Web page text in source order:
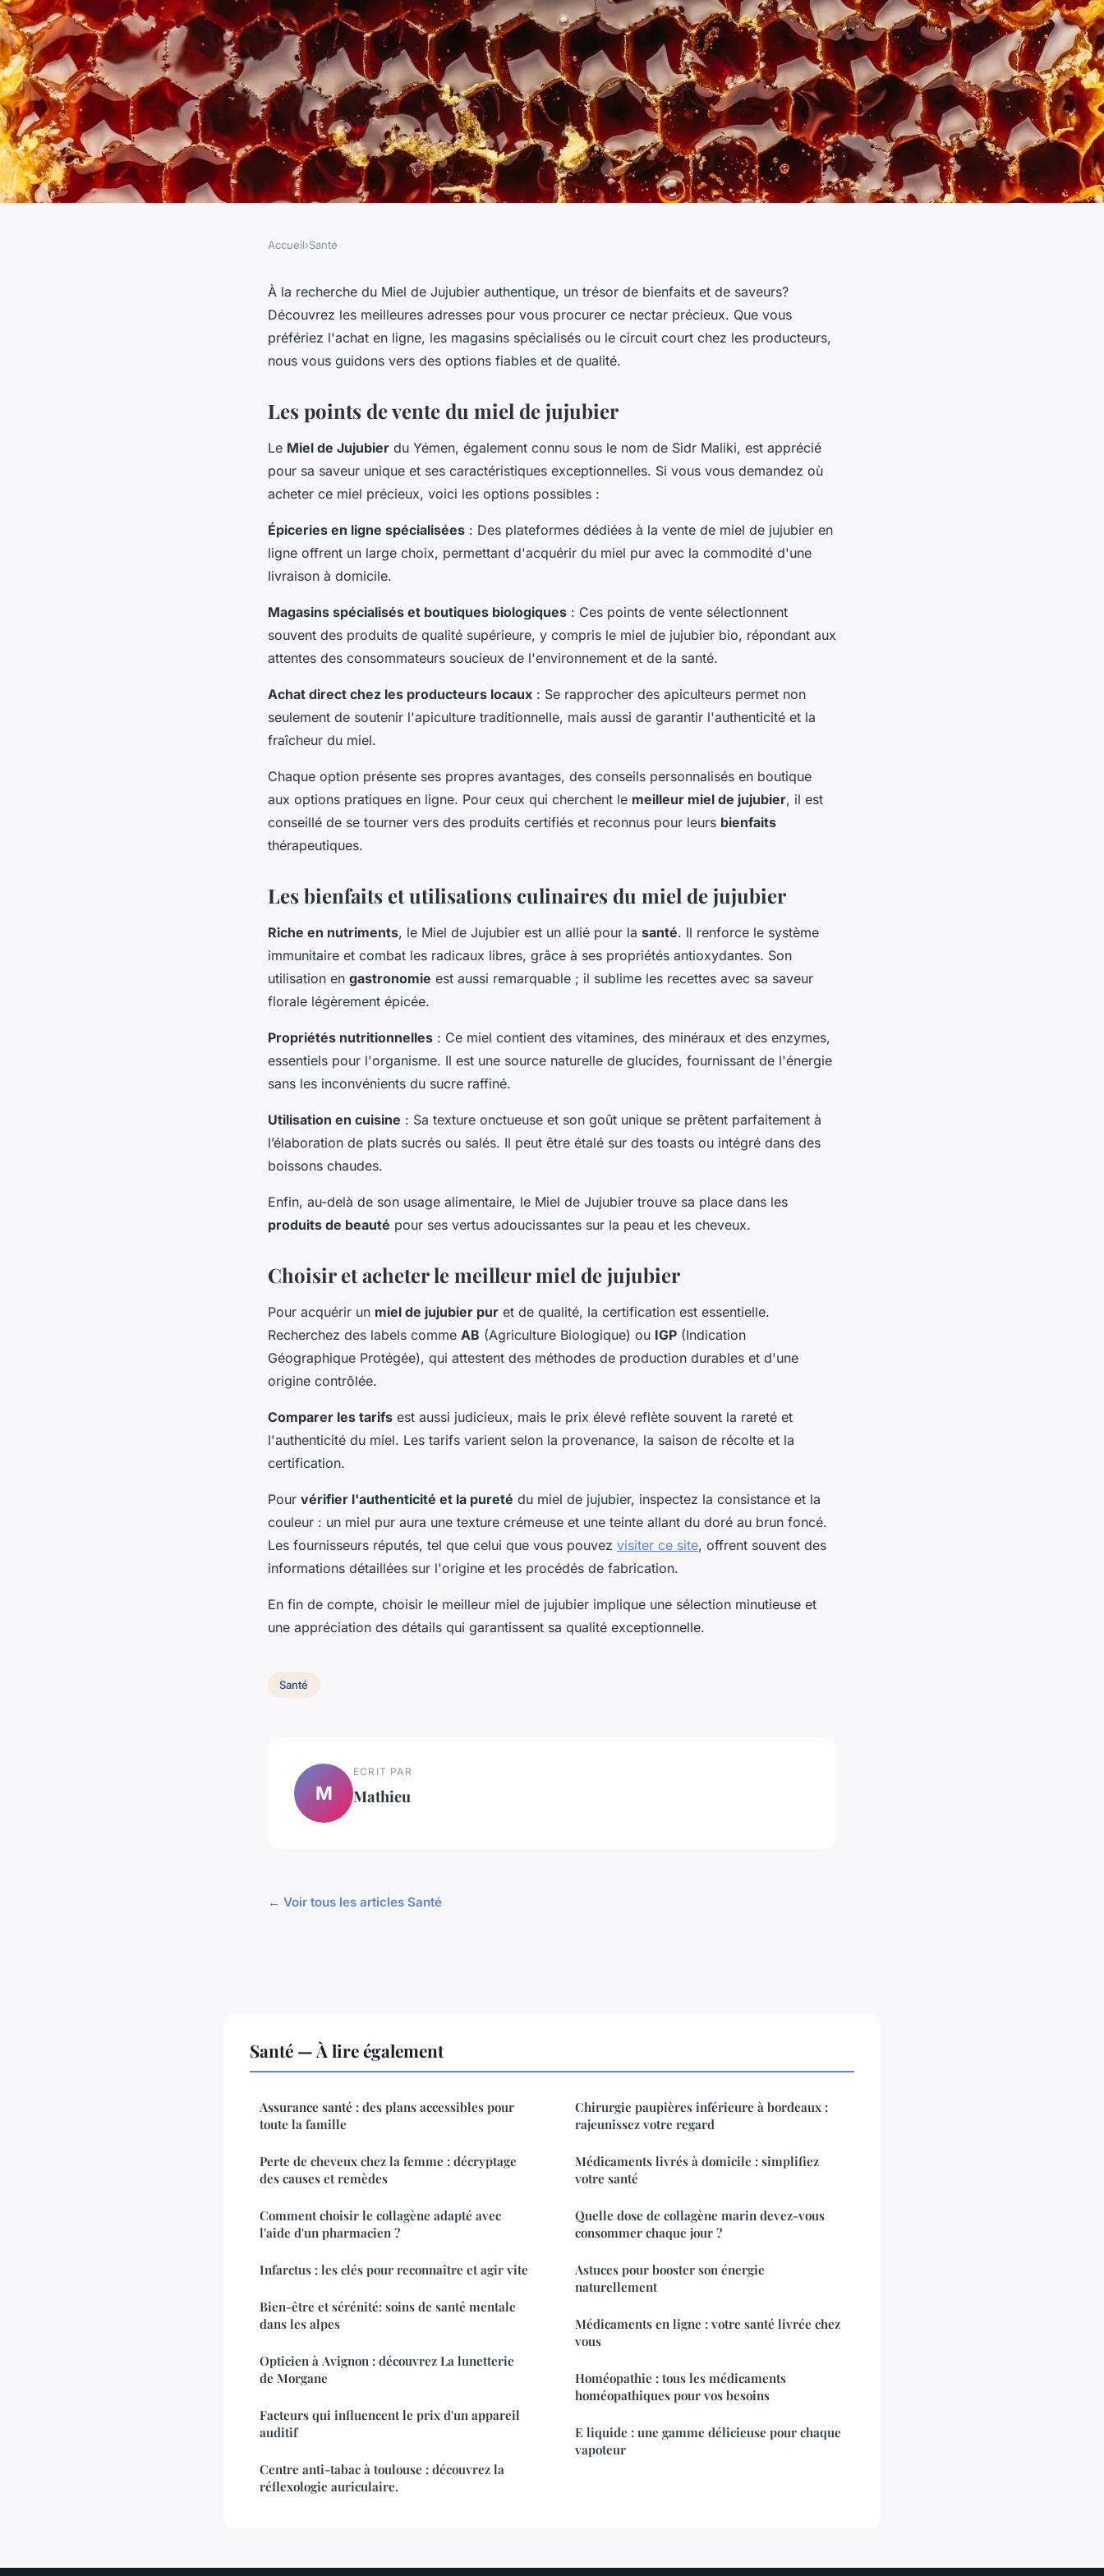
Miel de jujubier : où acheter le produit
Accueil›Santé
À la recherche du Miel de Jujubier authentique, un trésor de bienfaits et de saveurs?
Découvrez les meilleures adresses pour vous procurer ce nectar précieux. Que vous
préfériez l'achat en ligne, les magasins spécialisés ou le circuit court chez les producteurs,
nous vous guidons vers des options fiables et de qualité.
Les points de vente du miel de jujubier
Le Miel de Jujubier du Yémen, également connu sous le nom de Sidr Maliki, est apprécié
pour sa saveur unique et ses caractéristiques exceptionnelles. Si vous vous demandez où
acheter ce miel précieux, voici les options possibles :
Épiceries en ligne spécialisées : Des plateformes dédiées à la vente de miel de jujubier en
ligne offrent un large choix, permettant d'acquérir du miel pur avec la commodité d'une
livraison à domicile.
Magasins spécialisés et boutiques biologiques : Ces points de vente sélectionnent
souvent des produits de qualité supérieure, y compris le miel de jujubier bio, répondant aux
attentes des consommateurs soucieux de l'environnement et de la santé.
Achat direct chez les producteurs locaux : Se rapprocher des apiculteurs permet non
seulement de soutenir l'apiculture traditionnelle, mais aussi de garantir l'authenticité et la
fraîcheur du miel.
Chaque option présente ses propres avantages, des conseils personnalisés en boutique
aux options pratiques en ligne. Pour ceux qui cherchent le meilleur miel de jujubier, il est
conseillé de se tourner vers des produits certifiés et reconnus pour leurs bienfaits
thérapeutiques.
Les bienfaits et utilisations culinaires du miel de jujubier
Riche en nutriments, le Miel de Jujubier est un allié pour la santé. Il renforce le système
immunitaire et combat les radicaux libres, grâce à ses propriétés antioxydantes. Son
utilisation en gastronomie est aussi remarquable ; il sublime les recettes avec sa saveur
florale légèrement épicée.
Propriétés nutritionnelles : Ce miel contient des vitamines, des minéraux et des enzymes,
essentiels pour l'organisme. Il est une source naturelle de glucides, fournissant de l'énergie
sans les inconvénients du sucre raffiné.
Utilisation en cuisine : Sa texture onctueuse et son goût unique se prêtent parfaitement à
l’élaboration de plats sucrés ou salés. Il peut être étalé sur des toasts ou intégré dans des
boissons chaudes.
Enfin, au-delà de son usage alimentaire, le Miel de Jujubier trouve sa place dans les
produits de beauté pour ses vertus adoucissantes sur la peau et les cheveux.
Choisir et acheter le meilleur miel de jujubier
Pour acquérir un miel de jujubier pur et de qualité, la certification est essentielle.
Recherchez des labels comme AB (Agriculture Biologique) ou IGP (Indication
Géographique Protégée), qui attestent des méthodes de production durables et d'une
origine contrôlée.
Comparer les tarifs est aussi judicieux, mais le prix élevé reflète souvent la rareté et
l'authenticité du miel. Les tarifs varient selon la provenance, la saison de récolte et la
certification.
Pour vérifier l'authenticité et la pureté du miel de jujubier, inspectez la consistance et la
couleur : un miel pur aura une texture crémeuse et une teinte allant du doré au brun foncé.
Les fournisseurs réputés, tel que celui que vous pouvez visiter ce site, offrent souvent des
informations détaillées sur l'origine et les procédés de fabrication.
En fin de compte, choisir le meilleur miel de jujubier implique une sélection minutieuse et
une appréciation des détails qui garantissent sa qualité exceptionnelle.
Santé
M
ECRIT PAR
Mathieu
← Voir tous les articles Santé
Santé — À lire également
Assurance santé : des plans accessibles pour
toute la famille
Perte de cheveux chez la femme : décryptage
des causes et remèdes
Comment choisir le collagène adapté avec
l'aide d'un pharmacien ?
Infarctus : les clés pour reconnaître et agir vite
Bien-être et sérénité: soins de santé mentale
dans les alpes
Opticien à Avignon : découvrez La lunetterie
de Morgane
Facteurs qui influencent le prix d'un appareil
auditif
Centre anti-tabac à toulouse : découvrez la
réflexologie auriculaire.
Chirurgie paupières inférieure à bordeaux :
rajeunissez votre regard
Médicaments livrés à domicile : simplifiez
votre santé
Quelle dose de collagène marin devez-vous
consommer chaque jour ?
Astuces pour booster son énergie
naturellement
Médicaments en ligne : votre santé livrée chez
vous
Homéopathie : tous les médicaments
homéopathiques pour vos besoins
E liquide : une gamme délicieuse pour chaque
vapoteur